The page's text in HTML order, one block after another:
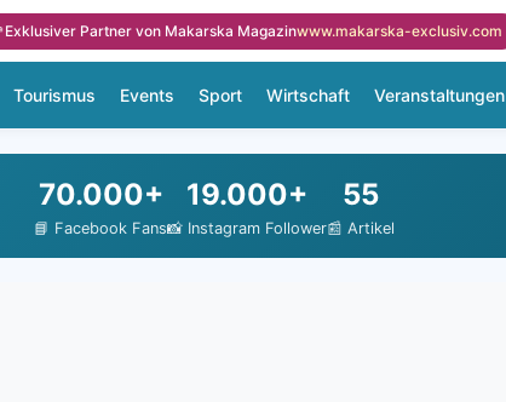
Exklusiver Partner von Makarska Magazinwww.makarska-exclusiv.com
Tourismus Events Sport Wirtschaft Veranstaltungen
70.000+
📘 Facebook Fans
19.000+
📸 Instagram Follower
55
📰 Artikel